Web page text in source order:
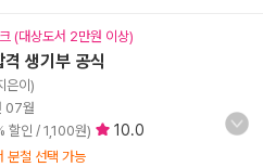
(대상도서 2만원 이상)
생기부 공식
은이)
07월
할인 / 1,100원) 10.0
분철 선택 가능